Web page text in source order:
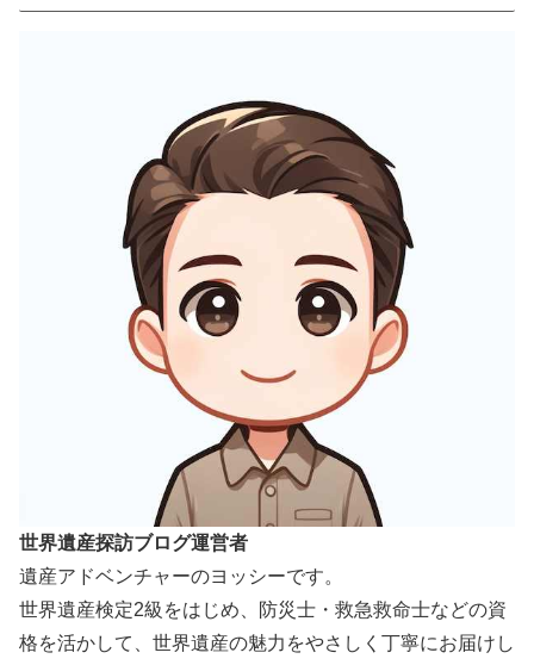
世界遺産探訪ブログ運営者
遺産アドベンチャーのヨッシーです。
世界遺産検定2級をはじめ、防災士・救急救命士などの資
格を活かして、世界遺産の魅力をやさしく丁寧にお届けし